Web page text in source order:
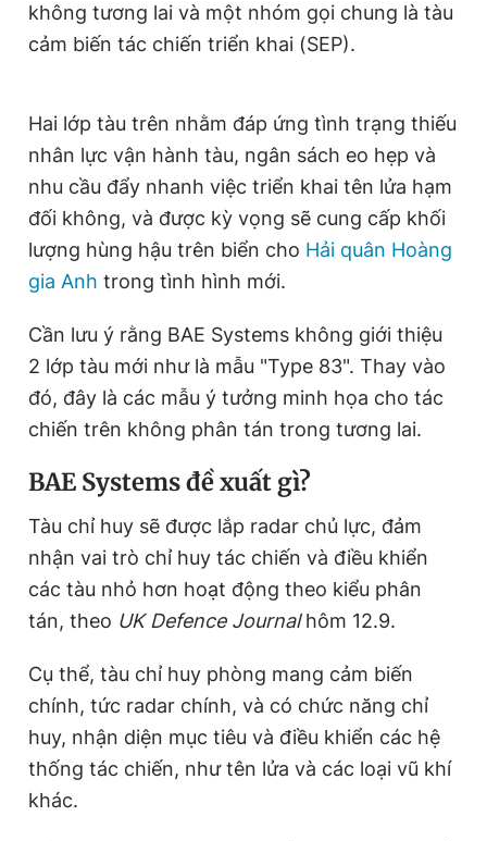
Hotline
0906 645 777
Liên hệ quảng cáo
0908 780 404
Tòa soạn Chính sách bảo
Tổng biên tập: Nguyễn Ngọc Toàn
Phó tổng biên tập thường trực: Hải Thành
Phó tổng biên tập: Lâm Hiếu Dũng
Phó tổng biên tập: Trần Việt Hưng
Tổng thư ký tòa soạn: Đức Trung
Giấy phép xuất bản số 110/GP - BTTTT cấp ngày 24.3.2020
© 2003-2026 Bản quyền thuộc về Báo Thanh Niên. Cấm sao
bản. Phát triển bởi ePi Technologies, JSC.
không tương lai và một nhóm gọi chung là tàu
cảm biến tác chiến triển khai (SEP).
Hai lớp tàu trên nhằm đáp ứng tình trạng thiếu
nhân lực vận hành tàu, ngân sách eo hẹp và
nhu cầu đẩy nhanh việc triển khai tên lửa hạm
đối không, và được kỳ vọng sẽ cung cấp khối
lượng hùng hậu trên biển cho Hải quân Hoàng
gia Anh trong tình hình mới.
Cần lưu ý rằng BAE Systems không giới thiệu
2 lớp tàu mới như là mẫu "Type 83". Thay vào
đó, đây là các mẫu ý tưởng minh họa cho tác
chiến trên không phân tán trong tương lai.
BAE Systems đề xuất gì?
Tàu chỉ huy sẽ được lắp radar chủ lực, đảm
nhận vai trò chỉ huy tác chiến và điều khiển
các tàu nhỏ hơn hoạt động theo kiểu phân
tán, theo UK Defence Journalhôm 12.9.
Cụ thể, tàu chỉ huy phòng mang cảm biến
chính, tức radar chính, và có chức năng chỉ
huy, nhận diện mục tiêu và điều khiển các hệ
thống tác chiến, như tên lửa và các loại vũ khí
khác.